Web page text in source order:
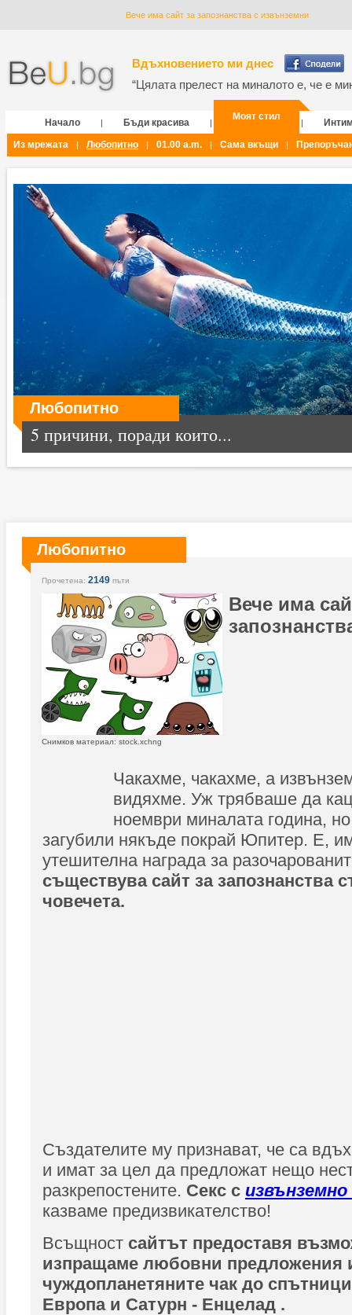
Вече има сайт за запознанства с извънземни
Вдъхновението ми днес
“Цялата прелест на миналото е, че е
Начало | Бъди красива |
Моят стил
|
Из мрежата
| Любопитно | 01.00 a.m. | Сама вкъщи |
Любопитно
5 причини, поради които...
Любопитно
Прочетена: 2149 пъти
Вече има
Снимков материал: stock.xchng
Чакахме, чакахме, а
видяхме. Уж трябваше да
ноември миналата година,
загубили някъде покрай Юпитер. Е,
утешителна награда за
съществува сайт за запознанства
човечета.
Създателите му признават, че са
и имат за цел да предложат нещо
разкрепостените. Секс с извънземно
казваме предизвикателство!
Всъщност сайтът предоставя
изпращаме любовни предложения
чуждопланетяните чак до
Европа и Сатурн - Енцелад .